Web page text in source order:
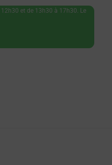
et de 13h30 à 17h30. Le